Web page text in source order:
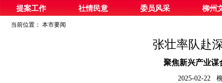
提案工作
社情民意 委员风采 柳州
当前位置： 本市要闻
张壮率队赴
聚焦新兴产业谋
2025-02-22